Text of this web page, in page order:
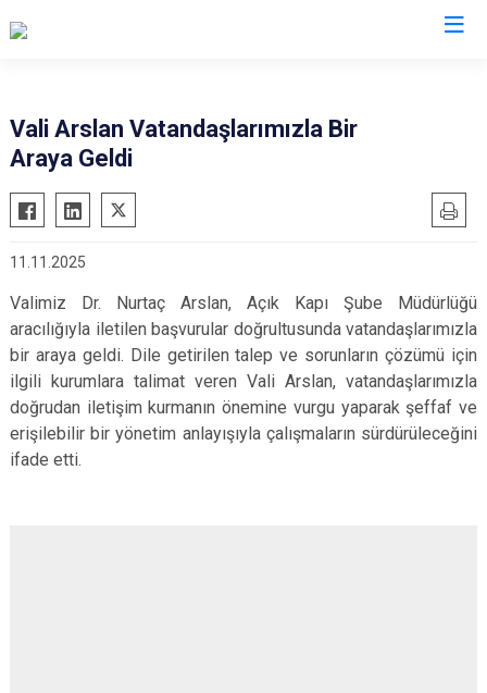
Vali Arslan Vatandaşlarımızla Bir
Araya Geldi
11.11.2025
Valimiz Dr. Nurtaç Arslan, Açık Kapı Şube Müdürlüğü
aracılığıyla iletilen başvurular doğrultusunda vatandaşlarımızla
bir araya geldi. Dile getirilen talep ve sorunların çözümü için
ilgili kurumlara talimat veren Vali Arslan, vatandaşlarımızla
doğrudan iletişim kurmanın önemine vurgu yaparak şeffaf ve
erişilebilir bir yönetim anlayışıyla çalışmaların sürdürüleceğini
ifade etti.